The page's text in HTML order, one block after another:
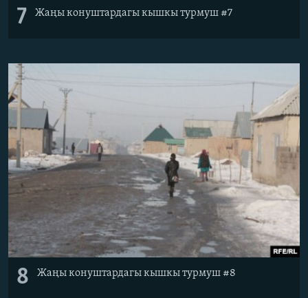
7 Жаңы конуштардагы кышкы турмуш #7
8 Жаңы конуштардагы кышкы турмуш #8